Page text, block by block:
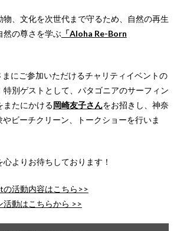
、文化を次世代まで守るため、自然の再生
然の尊さを学ぶ 「Aloha Re-Born
にご参加いただけるチャリティイベントの
別ゲストとして、パタゴニアのサーフィン
またにかける岡崎友子さんをお招きし、神奈
やビーチクリーン、トークショーを行いま
よりお待ちしております！
の活動内容はこちら>>
活動はこちらから >>